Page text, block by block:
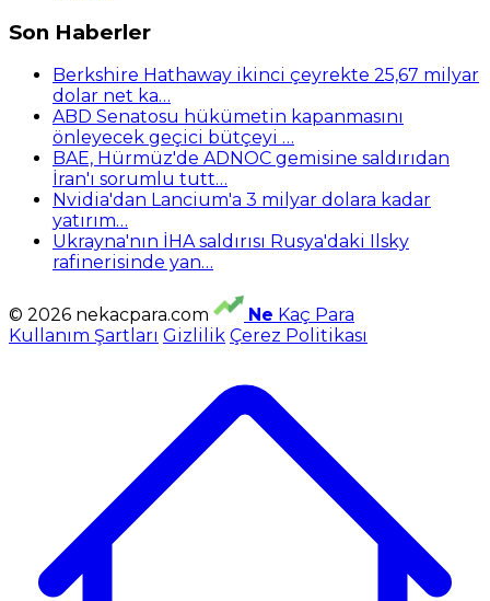
Son Haberler
Berkshire Hathaway ikinci çeyrekte 25,67 milyar
dolar net ka…
ABD Senatosu hükümetin kapanmasını
önleyecek geçici bütçeyi …
BAE, Hürmüz'de ADNOC gemisine saldırıdan
İran'ı sorumlu tutt…
Nvidia'dan Lancium'a 3 milyar dolara kadar
yatırım…
Ukrayna'nın İHA saldırısı Rusya'daki Ilsky
rafinerisinde yan…
© 2026 nekacpara.com Ne Kaç Para
Kullanım Şartları Gizlilik Çerez Politikası